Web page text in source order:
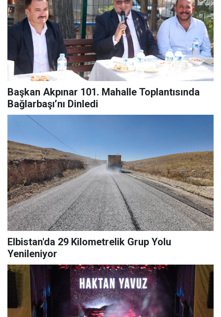
Başkan Akpınar 101. Mahalle Toplantısında
Bağlarbaşı’nı Dinledi
Elbistan'da 29 Kilometrelik Grup Yolu
Yenileniyor